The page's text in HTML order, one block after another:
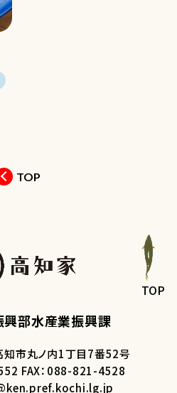
TOP
部水産業振興課
市丸ノ内1丁目7番52号
FAX：088-821-4528
TOP